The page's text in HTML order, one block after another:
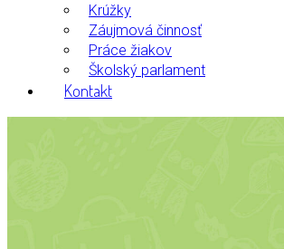
Krúžky
Záujmová činnosť
Práce žiakov
Školský parlament
Kontakt